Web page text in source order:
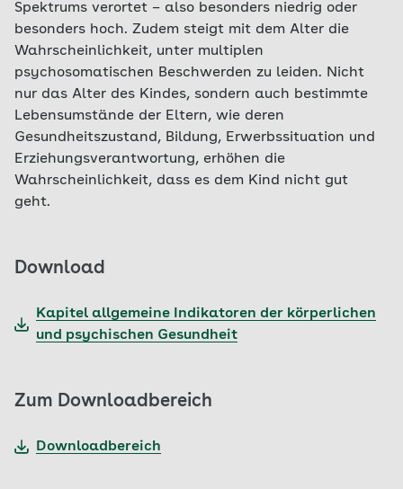
Spektrums verortet – also besonders niedrig oder
besonders hoch. Zudem steigt mit dem Alter die
Wahrscheinlichkeit, unter multiplen
psychosomatischen Beschwerden zu leiden. Nicht
nur das Alter des Kindes, sondern auch bestimmte
Lebensumstände der Eltern, wie deren
Gesundheitszustand, Bildung, Erwerbssituation und
Erziehungsverantwortung, erhöhen die
Wahrscheinlichkeit, dass es dem Kind nicht gut
geht.
Download
Kapitel allgemeine Indikatoren der körperlichen
und psychischen Gesundheit
Zum Downloadbereich
‎Downloadbereich